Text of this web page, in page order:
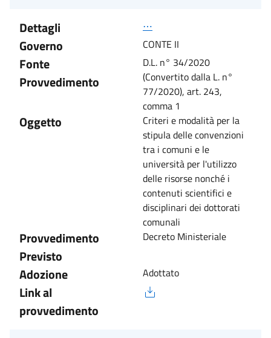
Dettagli
⋯
Governo CONTE II
Fonte
Provvedimento
D.L. n° 34/2020
(Convertito dalla L. n°
77/2020), art. 243,
comma 1
Oggetto
Criteri e modalità per la
stipula delle convenzioni
tra i comuni e le
università per l'utilizzo
delle risorse nonché i
contenuti scientifici e
disciplinari dei dottorati
comunali
Provvedimento
Previsto
Decreto Ministeriale
Adozione Adottato
Link al
provvedimento